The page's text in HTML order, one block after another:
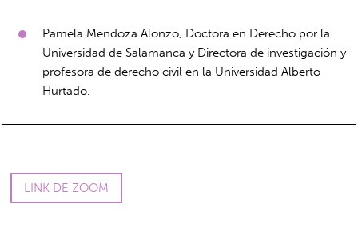
Pamela Mendoza Alonzo, Doctora en Derecho por la
Universidad de Salamanca y Directora de investigación y
profesora de derecho civil en la Universidad Alberto
Hurtado.
LINK DE ZOOM